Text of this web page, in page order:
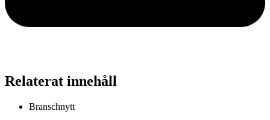
Relaterat innehåll
Branschnytt